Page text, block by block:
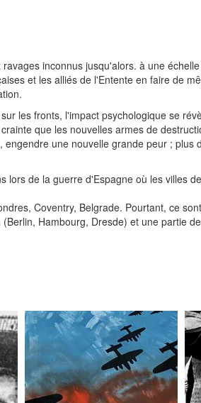
inconnus jusqu'alors. à une
et les alliés de l'Entente en faire de
les fronts, l'impact psychologique se
que les nouvelles armes de
une nouvelle grande peur ; plus
de la guerre d'Espagne où les villes
Coventry, Belgrade. Pourtant, ce
Hambourg, Dresde) et une partie